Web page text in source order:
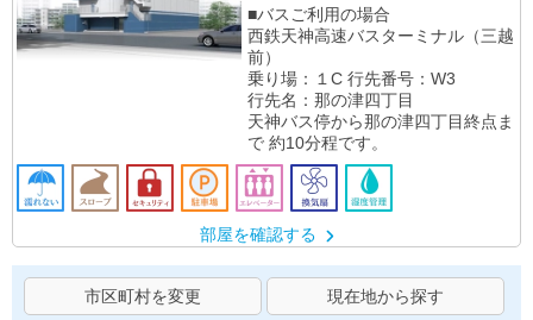
■バスご利用の場合
西鉄天神高速バスターミナル（三越
前）
乗り場：１C 行先番号：W3
行先名：那の津四丁目
天神バス停から那の津四丁目終点ま
で 約10分程です。
部屋を確認する
市区町村を変更 現在地から探す